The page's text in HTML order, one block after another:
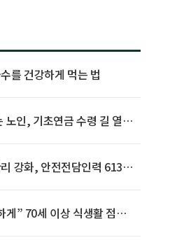
를 건강하게 먹는 법
노인, 기초연금 수령 길 열린
강화, 안전전담인력 613명
게” 70세 이상 식생활 점수